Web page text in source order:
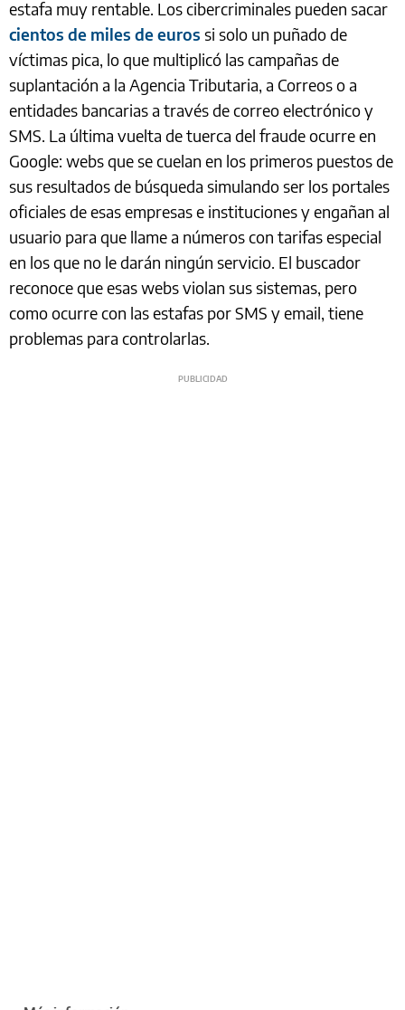
estafa muy rentable. Los cibercriminales pueden sacar
cientos de miles de euros si solo un puñado de
víctimas pica, lo que multiplicó las campañas de
suplantación a la Agencia Tributaria, a Correos o a
entidades bancarias a través de correo electrónico y
SMS. La última vuelta de tuerca del fraude ocurre en
Google: webs que se cuelan en los primeros puestos de
sus resultados de búsqueda simulando ser los portales
oficiales de esas empresas e instituciones y engañan al
usuario para que llame a números con tarifas especial
en los que no le darán ningún servicio. El buscador
reconoce que esas webs violan sus sistemas, pero
como ocurre con las estafas por SMS y email, tiene
problemas para controlarlas.